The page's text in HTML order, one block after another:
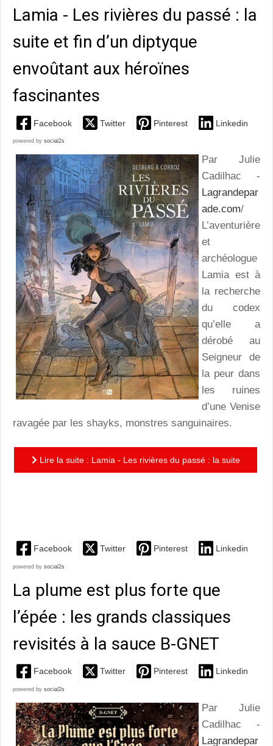
Lamia - Les rivières du passé : la
suite et fin d’un diptyque
envoûtant aux héroïnes
fascinantes
Facebook Twitter Pinterest Linkedin
powered by social2s
Par Julie
Cadilhac -
Lagrandepar
ade.com/
L’aventurière
et
archéologue
Lamia est à
la recherche
du codex
qu’elle a
dérobé au
Seigneur de
la peur dans
les ruines
d’une Venise
ravagée par les shayks, monstres sanguinaires.
Lire la suite : Lamia - Les rivières du passé : la suite
Facebook Twitter Pinterest Linkedin
powered by social2s
La plume est plus forte que
l’épée : les grands classiques
revisités à la sauce B-GNET
Facebook Twitter Pinterest Linkedin
powered by social2s
Par Julie
Cadilhac -
Lagrandepar